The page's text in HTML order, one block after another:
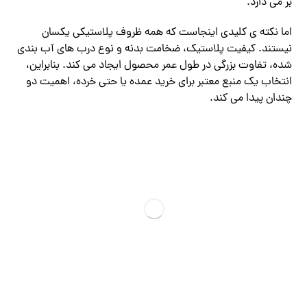
اما نکته‌ ی کلیدی اینجاست که همه ظروف پلاستیکی یکسان
نیستند. کیفیت پلاستیک، ضخامت بدنه و نوع درب ‌های آب ‌بندی
شده، تفاوت بزرگی در طول عمر محصول ایجاد می ‌کند. بنابراین،
انتخاب یک منبع معتبر برای خرید عمده یا حتی خرده، اهمیت دو
چندان پیدا می‌ کند.